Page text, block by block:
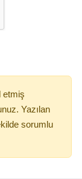
etmiş
Yazılan
sorumlu